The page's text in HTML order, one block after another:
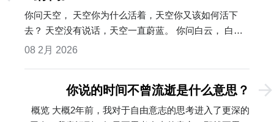
你问天空， 天空你为什么活着，天空你又该如何活下
去？ 天空没有说话，天空一直蔚蓝。 你问白云， 白云
你为什么活着，白云你又该如何活下去？ 白云没有说
08 2月 2026
你说的时间不曾流逝是什么意思？
概览 大概2年前，我对于自由意志的思考进入了更深的